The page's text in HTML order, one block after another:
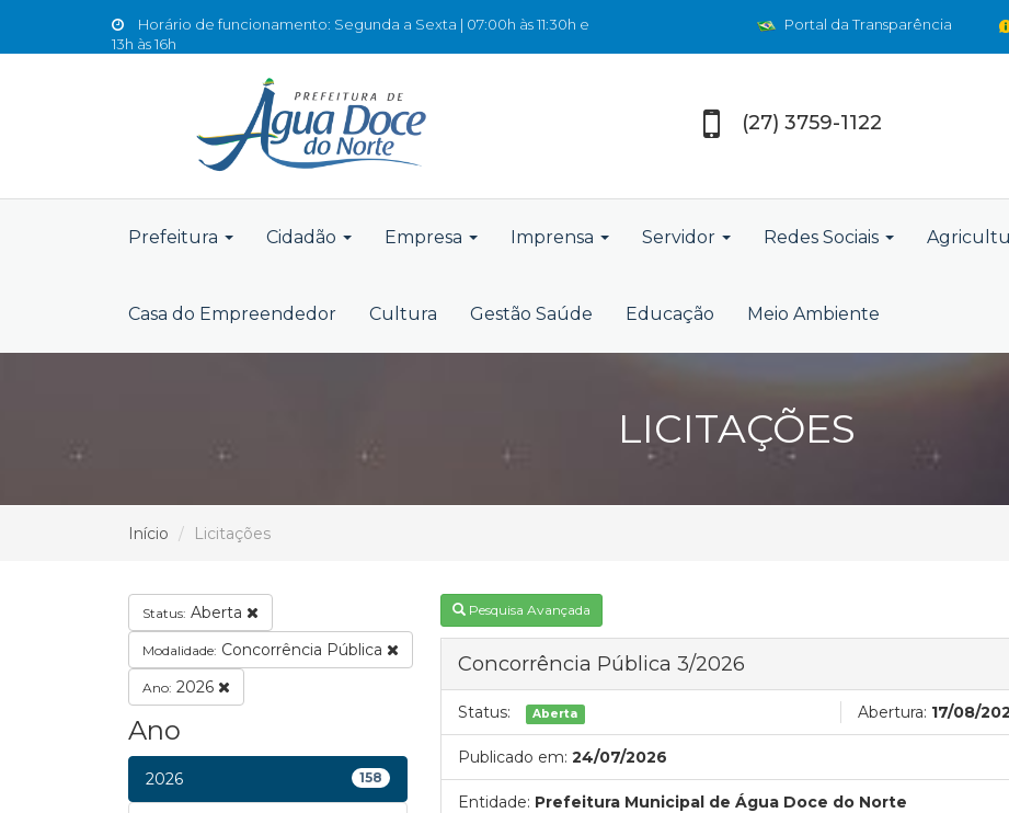
Horário de funcionamento: Segunda a Sexta | 07:00h às 11:30h e
13h às 16h
Portal da Transparência
(27) 3759-1122
Prefeitura Cidadão Empresa Imprensa Servidor Redes Sociais
Casa do Empreendedor Cultura Gestão Saúde Educação Meio Ambiente
LICITAÇÕES
Início Licitações
Status: Aberta
Modalidade: Concorrência Pública
Ano: 2026
Ano
2026 158
Pesquisa Avançada
Concorrência Pública 3/2026
Status: Aberta Abertura: 17/08/
Publicado em: 24/07/2026
Entidade: Prefeitura Municipal de Água Doce do Norte